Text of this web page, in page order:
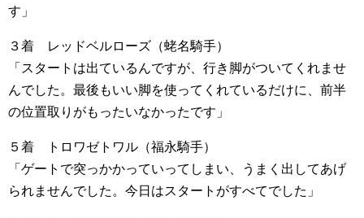
す」
３着 レッドベルローズ（蛯名騎手）
「スタートは出ているんですが、行き脚がついてくれませ
んでした。最後もいい脚を使ってくれているだけに、前半
の位置取りがもったいなかったです」
５着 トロワゼトワル（福永騎手）
「ゲートで突っかかっていってしまい、うまく出してあげ
られませんでした。今日はスタートがすべてでした」